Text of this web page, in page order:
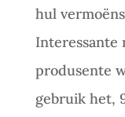
hul
Interessante
produsente
gebruik het,